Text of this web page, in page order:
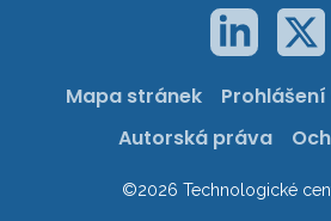
Mapa stránek
Autorská práva
©2026 Technologické